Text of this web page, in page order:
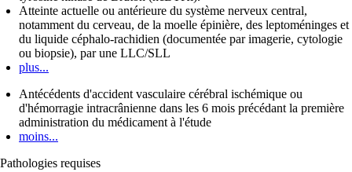
Atteinte actuelle ou antérieure du système nerveux central,
notamment du cerveau, de la moelle épinière, des leptoméninges et
du liquide céphalo-rachidien (documentée par imagerie, cytologie
ou biopsie), par une LLC/SLL
plus...
Antécédents d'accident vasculaire cérébral ischémique ou
d'hémorragie intracrânienne dans les 6 mois précédant la première
administration du médicament à l'étude
moins...
Pathologies requises